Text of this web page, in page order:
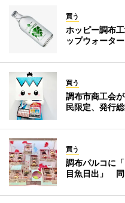
買う
ホッピー調布
ップウォーター
買う
調布市商工会
民限定、発行
買う
調布パルコに
目魚日出」 同